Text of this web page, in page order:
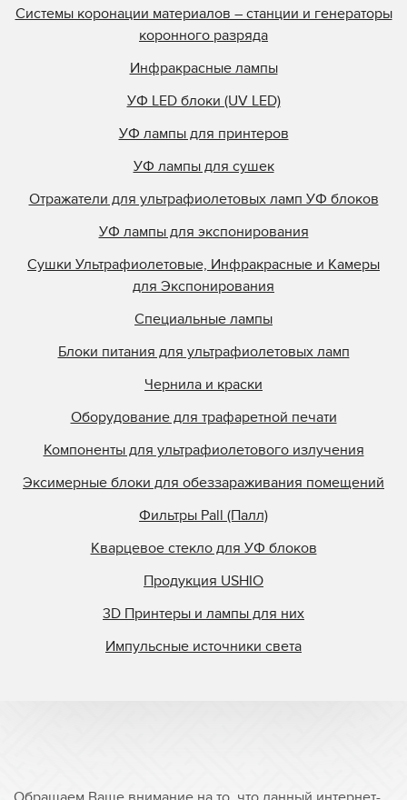
Online Energy
Philips
Polarlamp
Polytype
Primarc
Prime UV
Quality Discount Pre
Research Inc.
Samlink
Singulus
Southern Lamps
Specialty Coatings
StrataSys
Superfici
Superfine Printing M
Superior Quartz
Svecia
Tasic
TCS
Системы коронации материалов – станции и генераторы
коронного разряда
Инфракрасные лампы
УФ LED блоки (UV LED)
УФ лампы для принтеров
УФ лампы для сушек
Отражатели для ультрафиолетовых ламп УФ блоков
УФ лампы для экспонирования
Сушки Ультрафиолетовые, Инфракрасные и Камеры
для Экспонирования
Специальные лампы
Блоки питания для ультрафиолетовых ламп
Чернила и краски
Оборудование для трафаретной печати
Компоненты для ультрафиолетового излучения
Эксимерные блоки для обеззараживания помещений
Фильтры Pall (Палл)
Кварцевое стекло для УФ блоков
Продукция USHIO
3D Принтеры и лампы для них
Импульсные источники света